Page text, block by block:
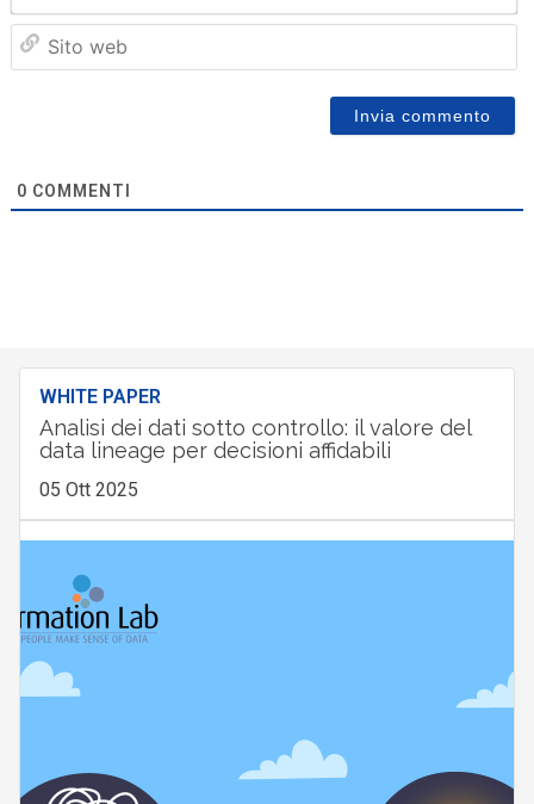
0 COMMENTI
WHITE PAPER
Analisi dei dati sotto controllo: il valore del
data lineage per decisioni affidabili
05 Ott 2025